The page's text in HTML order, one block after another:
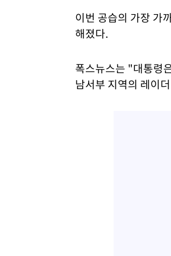
이번 공습의 가장 가
해졌다.
폭스뉴스는 "대통령
남서부 지역의 레이